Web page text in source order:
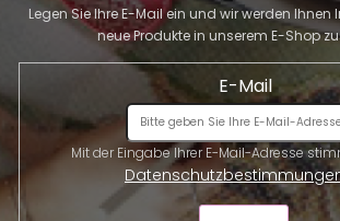
Legen Sie Ihre E-Mail ein und wir werden
neue Produkte in unserem E-Shop
E-Mail